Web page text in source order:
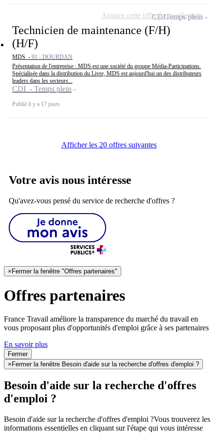
Technicien de maintenance (F/H)
(H/F)
MDS - 91 - DOURDAN
Présentation de l'entreprise : MDS est une société du groupe Média-Participations.
Spécialisée dans la distribution du Livre, MDS est aujourd'hui un des distributeurs
leaders dans les secteurs...
CDI - Temps plein
Publié il y a 17 jours
CDITemps plein
Ajouter cette offre à ma sélection
Afficher les 20 offres suivantes
Votre avis nous intéresse
Qu'avez-vous pensé du service de recherche d'offres ?
×Fermer la fenêtre "Offres partenaires"
Offres partenaires
France Travail améliore la transparence du marché du travail en
vous proposant plus d'opportunités d'emploi grâce à ses partenaires
En savoir plus
Fermer
× Fermer la fenêtre Besoin d'aide sur la recherche d'offres d'emploi ?
Besoin d'aide sur la recherche d'offres
d'emploi ?
Besoin d'aide sur la recherche d'offres d'emploi ?Vous trouverez les
informations essentielles en cliquant sur l'étape qui vous intéresse